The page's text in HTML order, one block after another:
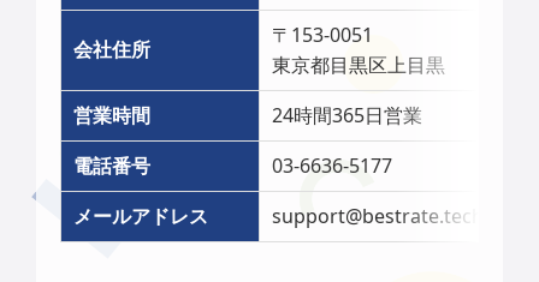
会社住所
〒153-0051
東京都目黒区上目黒
営業時間
24時間365日営業
電話番号
03-6636-5177
メールアドレス
support@bestrate.tech